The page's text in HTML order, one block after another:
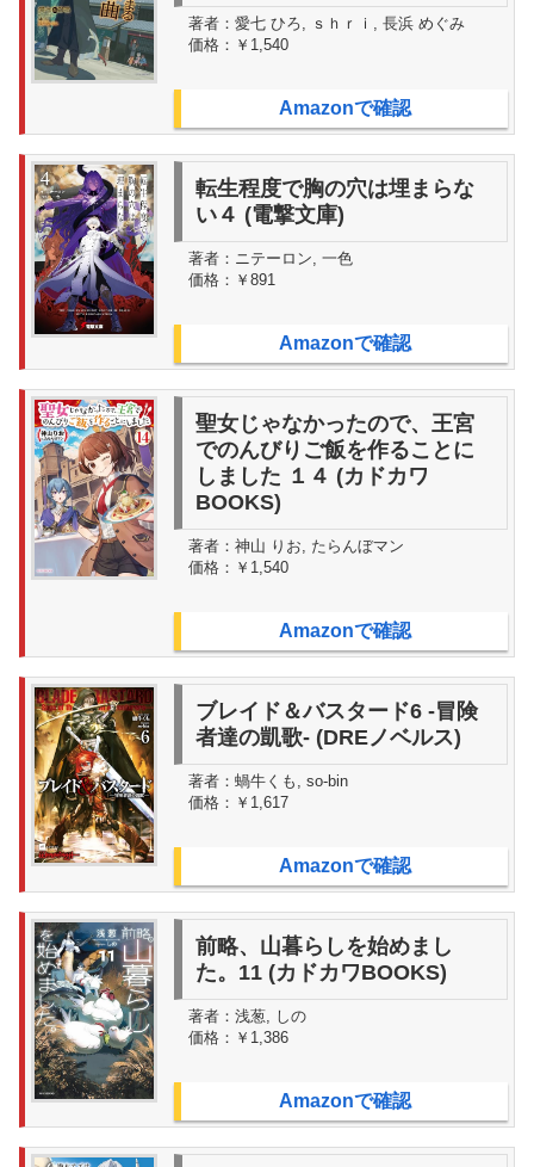
著者： 愛七 ひろ, ｓｈｒｉ, 長浜 めぐみ
価格： ￥1,540
Amazonで確認
転生程度で胸の穴は埋まらな
い４ (電撃文庫)
著者： ニテーロン, 一色
価格： ￥891
Amazonで確認
聖女じゃなかったので、王宮
でのんびりご飯を作ることに
しました １４ (カドカワ
BOOKS)
著者： 神山 りお, たらんぼマン
価格： ￥1,540
Amazonで確認
ブレイド＆バスタード6 -冒険
者達の凱歌- (DREノベルス)
著者： 蝸牛くも, so-bin
価格： ￥1,617
Amazonで確認
前略、山暮らしを始めまし
た。11 (カドカワBOOKS)
著者： 浅葱, しの
価格： ￥1,386
Amazonで確認